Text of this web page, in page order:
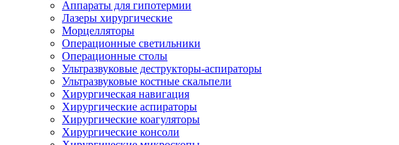
Аппараты для гипотермии
Лазеры хирургические
Морцелляторы
Операционные светильники
Операционные столы
Ультразвуковые деструкторы-аспираторы
Ультразвуковые костные скальпели
Хирургическая навигация
Хирургические аспираторы
Хирургические коагуляторы
Хирургические консоли